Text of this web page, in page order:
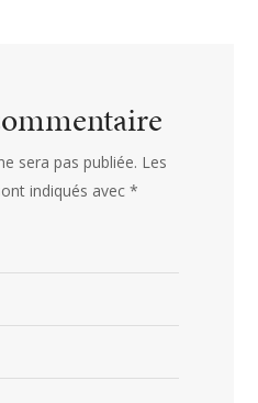
sera pas publiée. Les
indiqués avec*